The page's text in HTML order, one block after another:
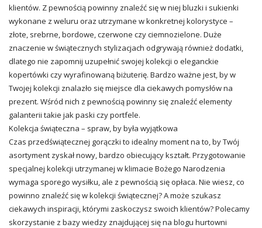
klientów. Z pewnością powinny znaleźć się w niej bluzki i sukienki
wykonane z weluru oraz utrzymane w konkretnej kolorystyce –
złote, srebrne, bordowe, czerwone czy ciemnozielone. Duże
znaczenie w świątecznych stylizacjach odgrywają również dodatki,
dlatego nie zapomnij uzupełnić swojej kolekcji o eleganckie
kopertówki czy wyrafinowaną biżuterię. Bardzo ważne jest, by w
Twojej kolekcji znalazło się miejsce dla ciekawych pomysłów na
prezent. Wśród nich z pewnością powinny się znaleźć elementy
galanterii takie jak paski czy portfele.
Kolekcja świąteczna – spraw, by była wyjątkowa
Czas przedświątecznej gorączki to idealny moment na to, by Twój
asortyment zyskał nowy, bardzo obiecujący kształt. Przygotowanie
specjalnej kolekcji utrzymanej w klimacie Bożego Narodzenia
wymaga sporego wysiłku, ale z pewnością się opłaca. Nie wiesz, co
powinno znaleźć się w kolekcji świątecznej? A może szukasz
ciekawych inspiracji, którymi zaskoczysz swoich klientów? Polecamy
skorzystanie z bazy wiedzy znajdującej się na blogu hurtowni